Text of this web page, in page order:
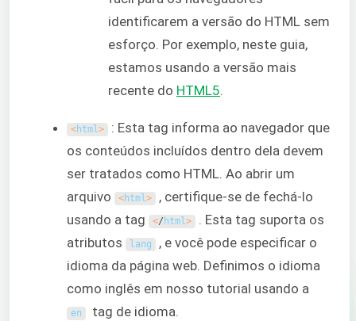
identificarem a versão do HTML sem
esforço. Por exemplo, neste guia,
estamos usando a versão mais
recente do HTML5
<html> : Esta tag informa ao navegador que
os conteúdos incluídos dentro dela devem
ser tratados como HTML. Ao abrir um
arquivo
<html> , certifique-se de fechá-lo
usando a tag
</ html> . Esta tag suporta os
atributos
lang , e você pode especificar o
idioma da página web. Definimos o idioma
como inglês em nosso tutorial usando a
en tag de idioma.